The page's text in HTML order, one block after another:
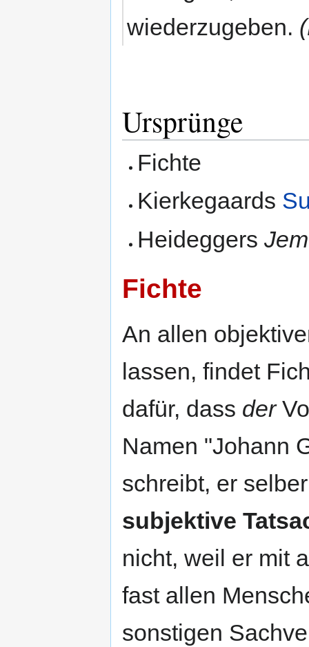
wiederzugeben.
Ursprünge
Fichte
Kierkegaards
Heideggers
Fichte
An allen
lassen, findet
dafür, dass der
Namen "Johann
schreibt, er
subjektive
nicht, weil er mit
fast allen
sonstigen